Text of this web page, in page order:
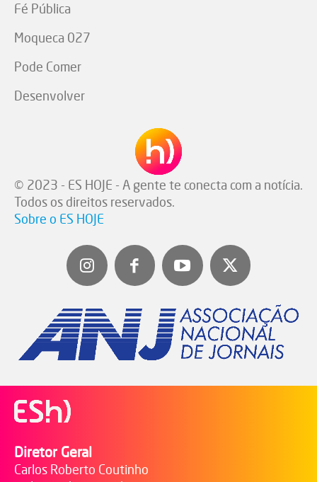
Fé Pública
Moqueca 027
Pode Comer
Desenvolver
© 2023 - ES HOJE - A gente te conecta com a notícia.
Todos os direitos reservados.
Sobre o ES HOJE
Diretor Geral
Carlos Roberto Coutinho